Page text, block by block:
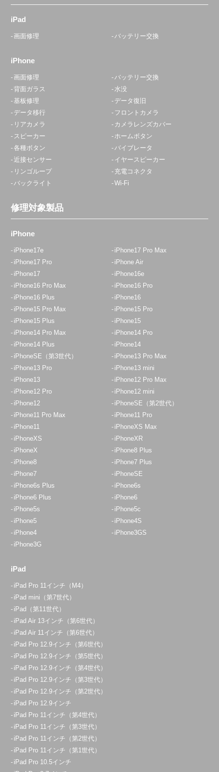
iPad
画面修理 バッテリー交換
iPhone
画面修理
バッテリー交換
背面ガラス
水没
基板修理
データ復旧
データ移行
フロントカメラ
リアカメラ
カメラレンズカバー
スピーカー
ホームボタン
各種ボタン
バイブレータ
近接センサー
イヤースピーカー
リンゴループ
充電コネクタ
バックライト
Wi-Fi
修理対象製品
iPhone
iPhone17e
iPhone17 Pro Max
iPhone17 Pro
iPhone Air
iPhone17
iPhone16e
iPhone16 Pro Max
iPhone16 Pro
iPhone16 Plus
iPhone16
iPhone15 Pro Max
iPhone15 Pro
iPhone15 Plus
iPhone15
iPhone14 Pro Max
iPhone14 Pro
iPhone14 Plus
iPhone14
iPhoneSE（第3世代）
iPhone13 Pro Max
iPhone13 Pro
iPhone13 mini
iPhone13
iPhone12 Pro Max
iPhone12 Pro
iPhone12 mini
iPhone12
iPhoneSE（第2世代）
iPhone11 Pro Max
iPhone11 Pro
iPhone11
iPhoneXS Max
iPhoneXS
iPhoneXR
iPhoneX
iPhone8 Plus
iPhone8
iPhone7 Plus
iPhone7
iPhoneSE
iPhone6s Plus
iPhone6s
iPhone6 Plus
iPhone6
iPhone5s
iPhone5c
iPhone5
iPhone4S
iPhone4
iPhone3GS
iPhone3G
iPad
iPad Pro 11インチ（M4）
iPad mini（第7世代）
iPad（第11世代）
iPad Air 13インチ（第6世代）
iPad Air 11インチ（第6世代）
iPad Pro 12.9インチ（第6世代）
iPad Pro 12.9インチ（第5世代）
iPad Pro 12.9インチ（第4世代）
iPad Pro 12.9インチ（第3世代）
iPad Pro 12.9インチ（第2世代）
iPad Pro 12.9インチ
iPad Pro 11インチ（第4世代）
iPad Pro 11インチ（第3世代）
iPad Pro 11インチ（第2世代）
iPad Pro 11インチ（第1世代）
iPad Pro 10.5インチ